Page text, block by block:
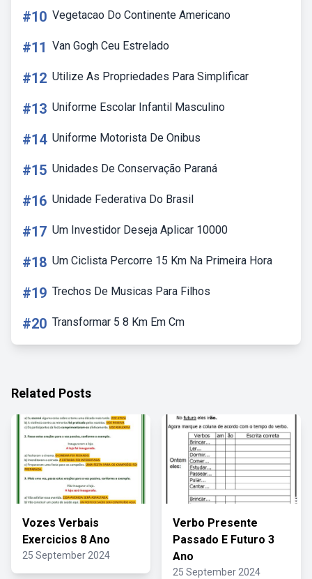
#10 Vegetacao Do Continente Americano
#11 Van Gogh Ceu Estrelado
#12 Utilize As Propriedades Para Simplificar
#13 Uniforme Escolar Infantil Masculino
#14 Uniforme Motorista De Onibus
#15 Unidades De Conservação Paraná
#16 Unidade Federativa Do Brasil
#17 Um Investidor Deseja Aplicar 10000
#18 Um Ciclista Percorre 15 Km Na Primeira Hora
#19 Trechos De Musicas Para Filhos
#20 Transformar 5 8 Km Em Cm
Related Posts
Vozes Verbais
Exercicios 8 Ano
25 September 2024
Verbo Presente
Passado E Futuro 3
Ano
25 September 2024